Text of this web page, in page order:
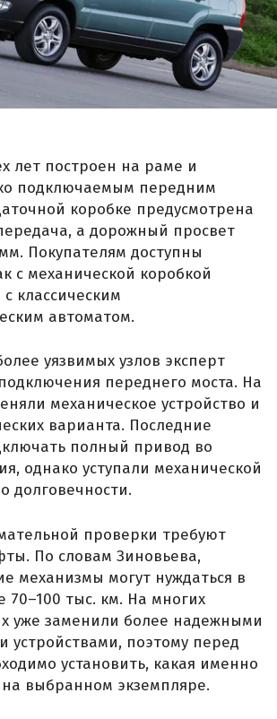
лет построен на раме и
подключаемым передним
коробке предусмотрена
а дорожный просвет
Покупателям доступны
с механической коробкой
классическим
автоматом.
уязвимых узлов эксперт
переднего моста. На
механическое устройство и
варианта. Последние
полный привод во
однако уступали механической
долговечности.
проверки требуют
По словам Зиновьева,
механизмы могут нуждаться в
70–100 тыс. км. На многих
уже заменили более надежными
устройствами, поэтому перед
установить, какая именно
на выбранном экземпляре.